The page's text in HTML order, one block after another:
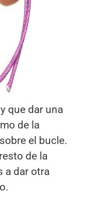
que dar una
de la
el bucle.
de la
a dar otra